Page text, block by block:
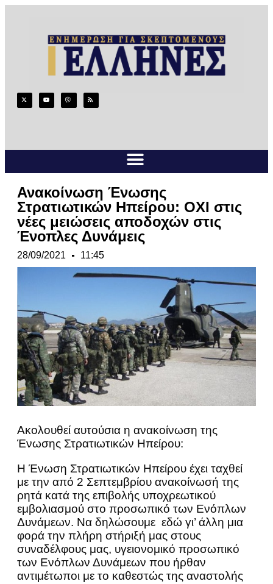
Ανακοίνωση Ένωσης
Στρατιωτικών Ηπείρου: ΟΧΙ στις
νέες μειώσεις αποδοχών στις
Ένοπλες Δυνάμεις
28/09/2021 11:45
Ακολουθεί αυτούσια η ανακοίνωση της
Ένωσης Στρατιωτικών Ηπείρου:
Η Ένωση Στρατιωτικών Ηπείρου έχει ταχθεί
με την από 2 Σεπτεμβρίου ανακοίνωσή της
ρητά κατά της επιβολής υποχρεωτικού
εμβολιασμού στο προσωπικό των Ενόπλων
Δυνάμεων. Να δηλώσουμε εδώ γι’ άλλη μια
φορά την πλήρη στήριξή μας στους
συναδέλφους μας, υγειονομικό προσωπικό
των Ενόπλων Δυνάμεων που ήρθαν
αντιμέτωποι με το καθεστώς της αναστολής